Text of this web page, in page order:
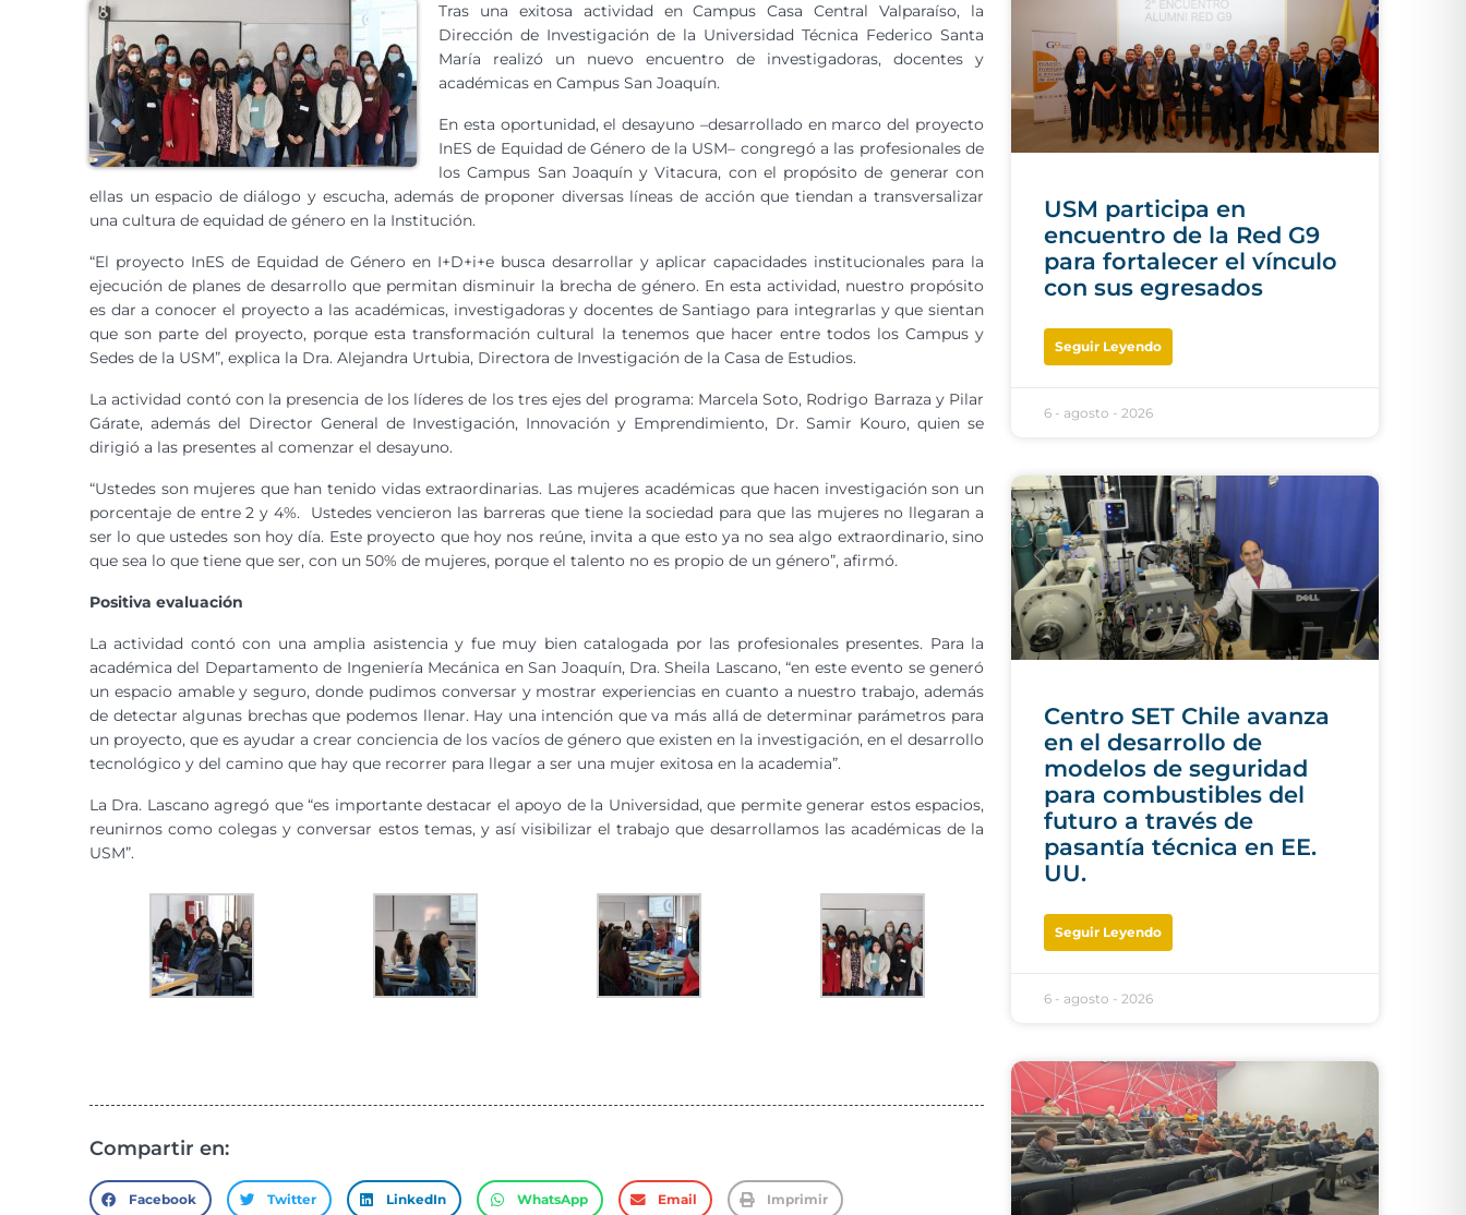
Tras una exitosa actividad en Campus Casa Central Valparaíso, la
Dirección de Investigación de la Universidad Técnica Federico Santa
María realizó un nuevo encuentro de investigadoras, docentes y
académicas en Campus San Joaquín.
En esta oportunidad, el desayuno –desarrollado en marco del proyecto
InES de Equidad de Género de la USM– congregó a las profesionales de
los Campus San Joaquín y Vitacura, con el propósito de generar con
ellas un espacio de diálogo y escucha, además de proponer diversas líneas de acción que tiendan a transversalizar
una cultura de equidad de género en la Institución.
“El proyecto InES de Equidad de Género en I+D+i+e busca desarrollar y aplicar capacidades institucionales para la
ejecución de planes de desarrollo que permitan disminuir la brecha de género. En esta actividad, nuestro propósito
es dar a conocer el proyecto a las académicas, investigadoras y docentes de Santiago para integrarlas y que sientan
que son parte del proyecto, porque esta transformación cultural la tenemos que hacer entre todos los Campus y
Sedes de la USM”, explica la Dra. Alejandra Urtubia, Directora de Investigación de la Casa de Estudios.
La actividad contó con la presencia de los líderes de los tres ejes del programa: Marcela Soto, Rodrigo Barraza y Pilar
Gárate, además del Director General de Investigación, Innovación y Emprendimiento, Dr. Samir Kouro, quien se
dirigió a las presentes al comenzar el desayuno.
“Ustedes son mujeres que han tenido vidas extraordinarias. Las mujeres académicas que hacen investigación son un
porcentaje de entre 2 y 4%. Ustedes vencieron las barreras que tiene la sociedad para que las mujeres no llegaran a
ser lo que ustedes son hoy día. Este proyecto que hoy nos reúne, invita a que esto ya no sea algo extraordinario, sino
que sea lo que tiene que ser, con un 50% de mujeres, porque el talento no es propio de un género”, afirmó.
Positiva evaluación
La actividad contó con una amplia asistencia y fue muy bien catalogada por las profesionales presentes. Para la
académica del Departamento de Ingeniería Mecánica en San Joaquín, Dra. Sheila Lascano, “en este evento se generó
un espacio amable y seguro, donde pudimos conversar y mostrar experiencias en cuanto a nuestro trabajo, además
de detectar algunas brechas que podemos llenar. Hay una intención que va más allá de determinar parámetros para
un proyecto, que es ayudar a crear conciencia de los vacíos de género que existen en la investigación, en el desarrollo
tecnológico y del camino que hay que recorrer para llegar a ser una mujer exitosa en la academia”.
La Dra. Lascano agregó que “es importante destacar el apoyo de la Universidad, que permite generar estos espacios,
reunirnos como colegas y conversar estos temas, y así visibilizar el trabajo que desarrollamos las académicas de la
USM”.
Compartir en:
Facebook Twitter LinkedIn WhatsApp Email Imprimir
USM participa en
encuentro de la Red G9
para fortalecer el vínculo
con sus egresados
Seguir Leyendo
6 - agosto - 2026
Centro SET Chile avanza
en el desarrollo de
modelos de seguridad
para combustibles del
futuro a través de
pasantía técnica en EE.
UU.
Seguir Leyendo
6 - agosto - 2026